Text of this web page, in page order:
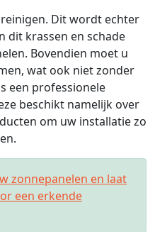
Dit wordt echter
dit krassen en schade
Bovendien moet u
wat ook niet zonder
een professionele
beschikt namelijk over
om uw installatie zo
zonnepanelen en laat
een erkende